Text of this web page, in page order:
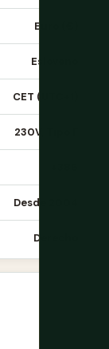
Euro (€)
Esloveno
CET (UTC+1)
230V, Tipo F
Desde 2004
Derecho